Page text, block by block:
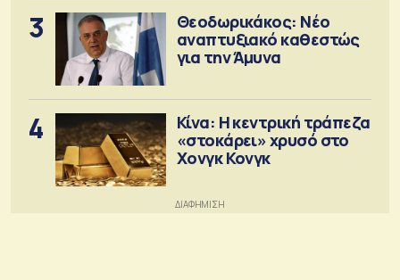
3
Θεοδωρικάκος: Νέο
αναπτυξιακό καθεστώς
για την Άμυνα
4
Κίνα: Η κεντρική τράπεζα
«στοκάρει» χρυσό στο
Χονγκ Κονγκ